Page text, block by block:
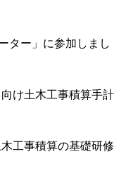
ター」に参加しまし
け土木工事積算手計
工事積算の基礎研修